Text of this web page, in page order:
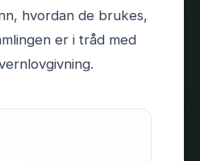
hvordan de brukes,
er i tråd med